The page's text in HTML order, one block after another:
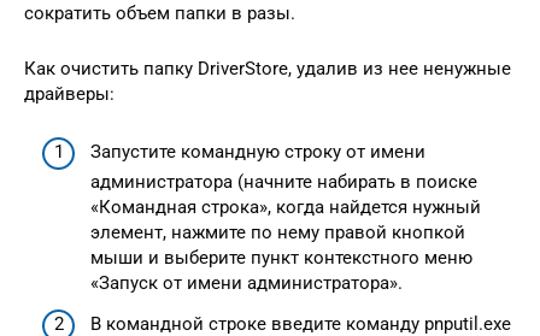
сократить объем папки в разы.
Как очистить папку DriverStore, удалив из нее ненужные
драйверы:
Запустите командную строку от имени
администратора (начните набирать в поиске
«Командная строка», когда найдется нужный
элемент, нажмите по нему правой кнопкой
мыши и выберите пункт контекстного меню
«Запуск от имени администратора».
В командной строке введите команду pnputil.exe